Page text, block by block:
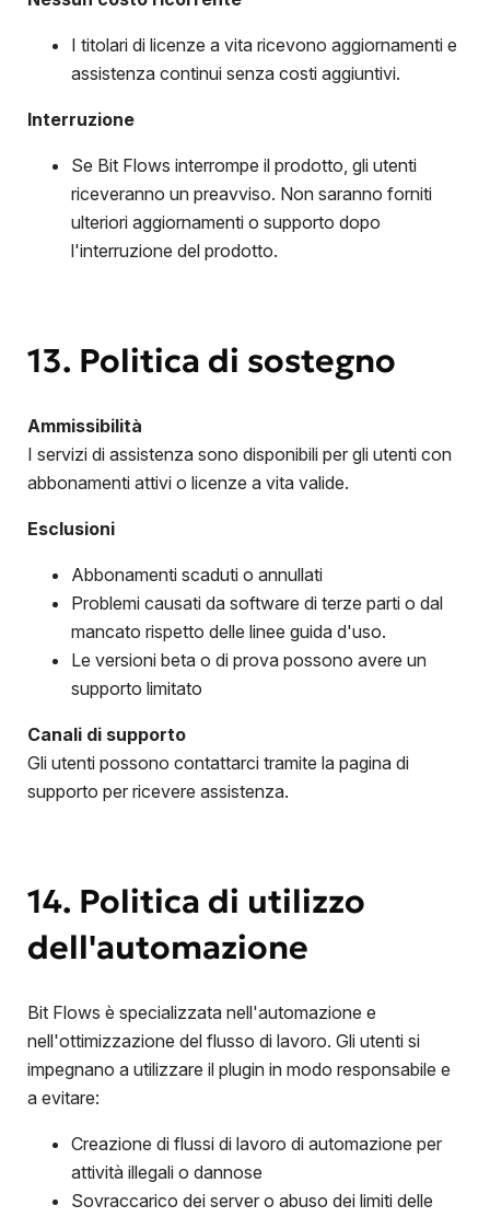
I titolari di licenze a vita ricevono aggiornamenti e
assistenza continui senza costi aggiuntivi.
Interruzione
Se Bit Flows interrompe il prodotto, gli utenti
riceveranno un preavviso. Non saranno forniti
ulteriori aggiornamenti o supporto dopo
l'interruzione del prodotto.
13. Politica di sostegno
Ammissibilità
I servizi di assistenza sono disponibili per gli utenti con
abbonamenti attivi o licenze a vita valide.
Esclusioni
Abbonamenti scaduti o annullati
Problemi causati da software di terze parti o dal
mancato rispetto delle linee guida d'uso.
Le versioni beta o di prova possono avere un
supporto limitato
Canali di supporto
Gli utenti possono contattarci tramite la pagina di
supporto per ricevere assistenza.
14. Politica di utilizzo
dell'automazione
Bit Flows è specializzata nell'automazione e
nell'ottimizzazione del flusso di lavoro. Gli utenti si
impegnano a utilizzare il plugin in modo responsabile e
a evitare:
Creazione di flussi di lavoro di automazione per
attività illegali o dannose
Sovraccarico dei server o abuso dei limiti delle